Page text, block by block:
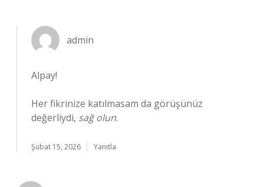
admin
Alpay!
Her fikrinize katılmasam da görüşünüz
değerliydi, sağ olun.
Şubat 15, 2026 Yanıtla